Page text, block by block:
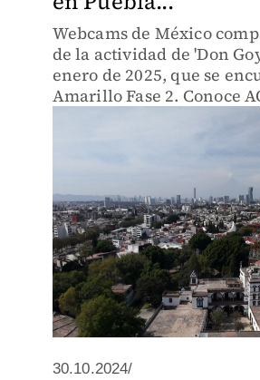
Webcams de México
de la actividad de 'Don
enero de 2025, que se
Amarillo Fase 2. Conoce
30.10.2024/